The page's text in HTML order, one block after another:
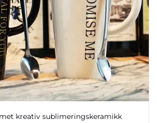
kreativ sublimeringskeramikk